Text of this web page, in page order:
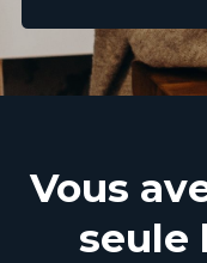
Vous
seule